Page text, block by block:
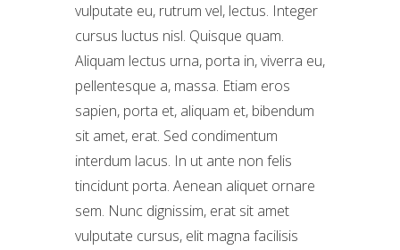
vulputate eu, rutrum vel, lectus. Integer
cursus luctus nisl. Quisque quam.
Aliquam lectus urna, porta in, viverra eu,
pellentesque a, massa. Etiam eros
sapien, porta et, aliquam et, bibendum
sit amet, erat. Sed condimentum
interdum lacus. In ut ante non felis
tincidunt porta. Aenean aliquet ornare
sem. Nunc dignissim, erat sit amet
vulputate cursus, elit magna facilisis